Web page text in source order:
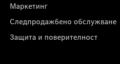
Маркетинг
Следпродажбено обслужване
Защита и поверителност